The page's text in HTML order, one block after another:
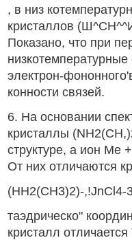
, в низ
кристаллов
Показано, что при
электрон-
конности связей.
6. На основании
кристаллы
структуре, а ион Me
От них отличаются
(HH2(CH3)2)-
таэдрическо"
кристалл